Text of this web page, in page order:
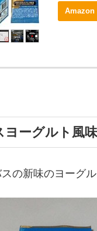
Amazon
ヨーグルト風
の新味のヨーグ